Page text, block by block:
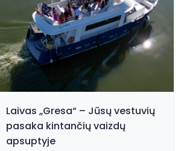
Laivas „Gresa“ – Jūsų vestuvių
pasaka kintančių vaizdų
apsuptyje